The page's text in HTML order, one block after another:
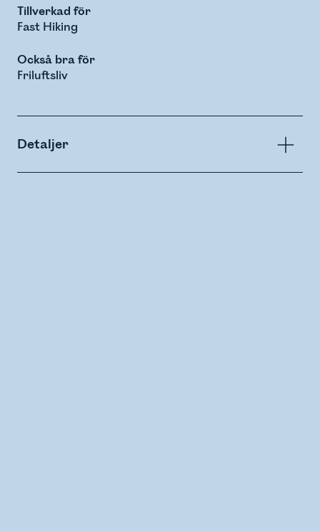
Tillverkad för
Fast Hiking
Också bra för
Friluftsliv
Detaljer